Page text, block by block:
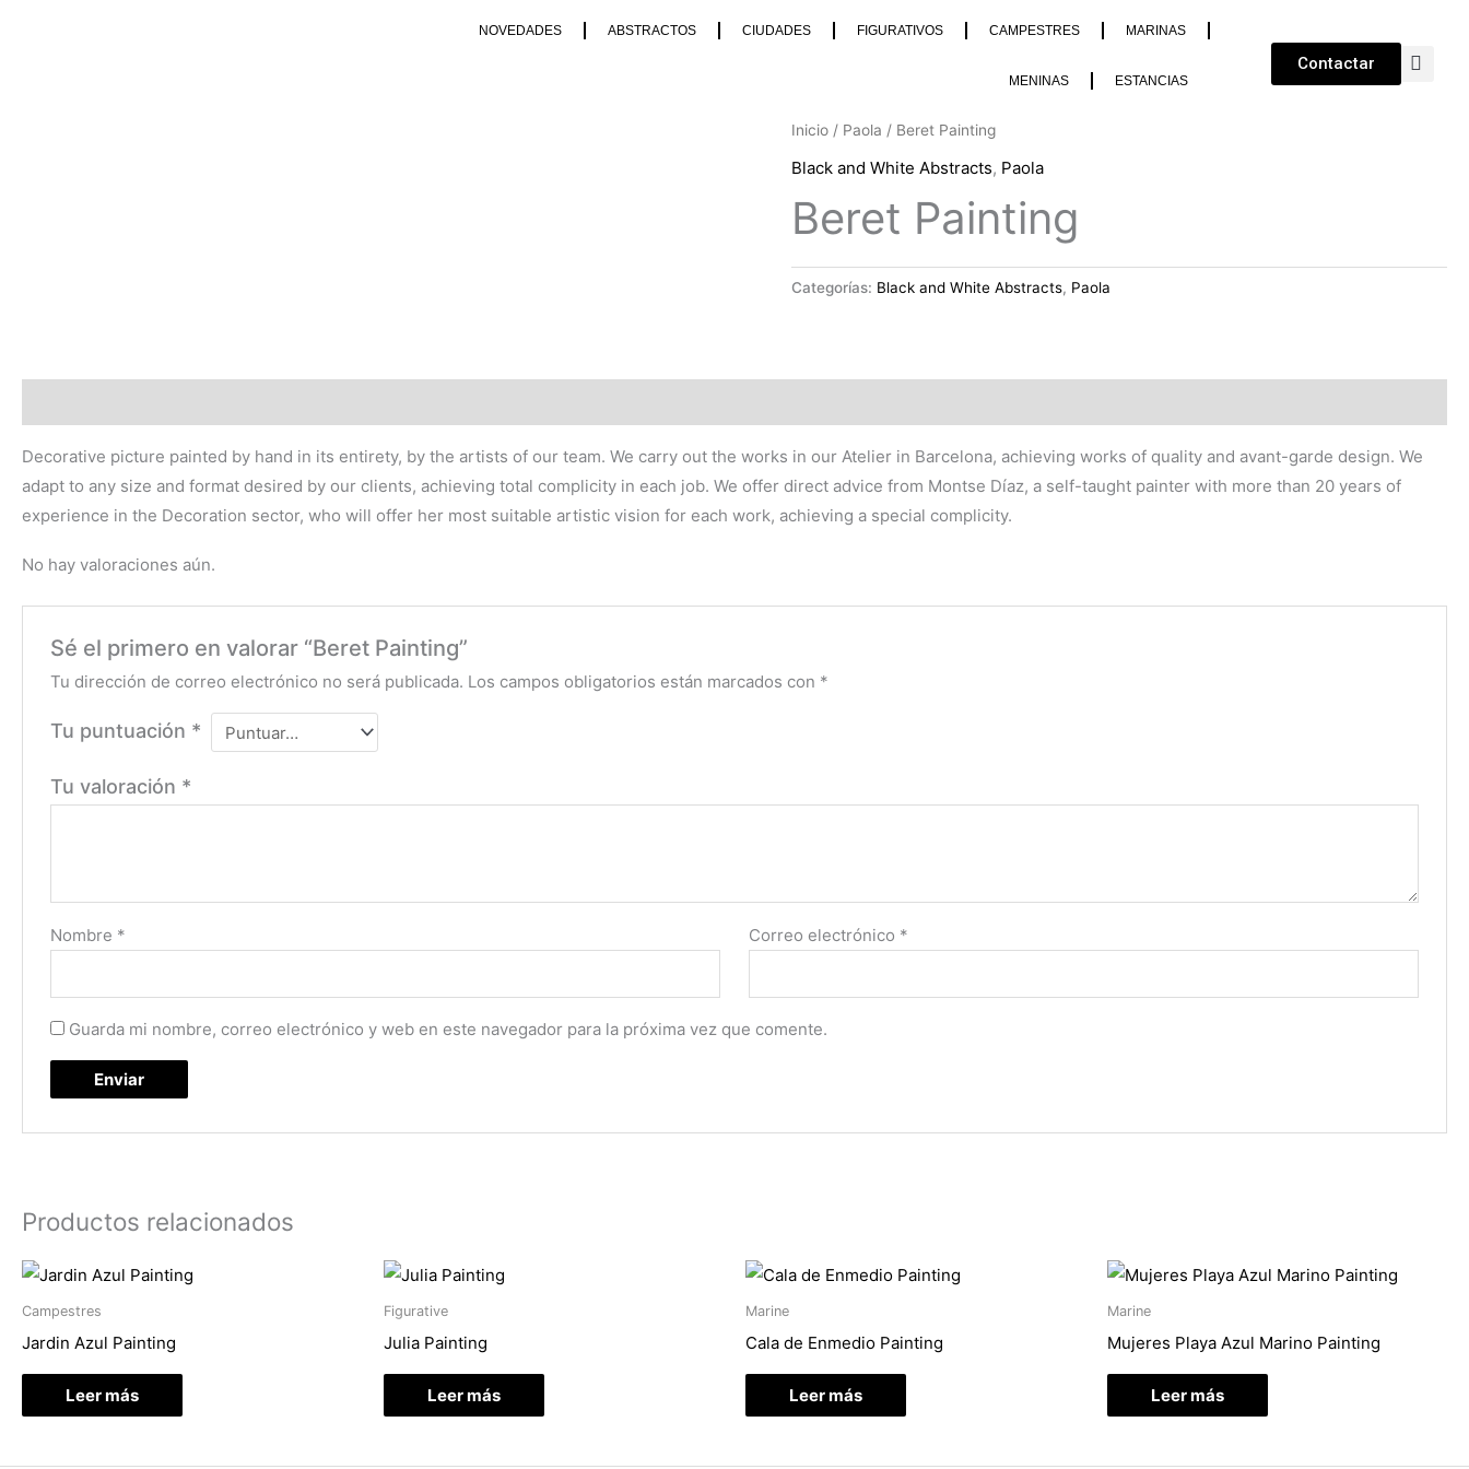
NOVEDADES ABSTRACTOS CIUDADES FIGURATIVOS CAMPESTRES MARINAS
MENINAS ESTANCIAS
Contactar
Inicio / Paola / Beret Painting
Black and White Abstracts, Paola
Beret Painting
Categorías: Black and White Abstracts, Paola
Decorative picture painted by hand in its entirety, by the artists of our team. We carry out the works in our Atelier in Barcelona, achieving works of quality and avant-garde design. We
adapt to any size and format desired by our clients, achieving total complicity in each job. We offer direct advice from Montse Díaz, a self-taught painter with more than 20 years of
experience in the Decoration sector, who will offer her most suitable artistic vision for each work, achieving a special complicity.
No hay valoraciones aún.
Sé el primero en valorar “Beret Painting”
Tu dirección de correo electrónico no será publicada. Los campos obligatorios están marcados con *
Tu puntuación *
Tu valoración *
Nombre * Correo electrónico *
Guarda mi nombre, correo electrónico y web en este navegador para la próxima vez que comente.
Productos relacionados
Campestres
Jardin Azul Painting
Leer más
Figurative
Julia Painting
Leer más
Marine
Cala de Enmedio Painting
Leer más
Marine
Mujeres Playa Azul Marino Painting
Leer más